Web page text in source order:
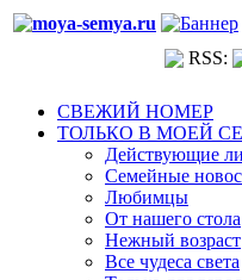
RSS:
СВЕЖИЙ НОМЕР
ТОЛЬКО В МОЕЙ
Действующие
Семейные
Любимцы
От нашего стола
Нежный возраст
Все чудеса света